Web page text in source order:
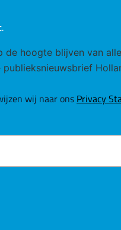
de hoogte blijven van
wij naar ons Privacy